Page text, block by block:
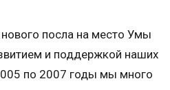
посла на место Умы
и поддержкой наших
по 2007 годы мы много